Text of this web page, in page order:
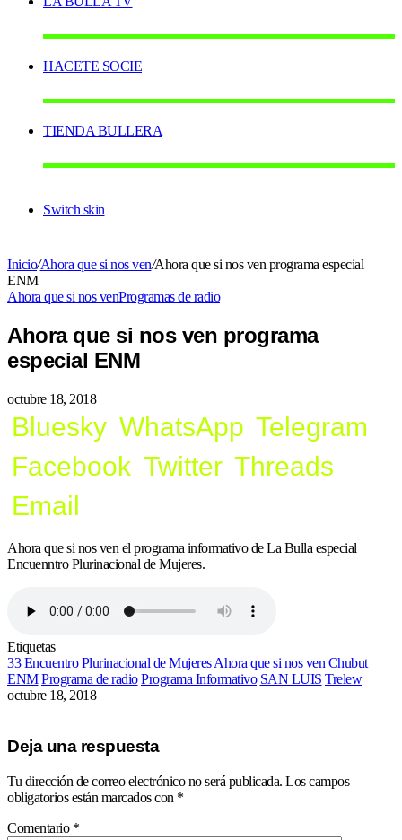
HACETE SOCIE
TIENDA BULLERA
Switch skin
Inicio/Ahora que si nos ven/Ahora que si nos ven programa especial
ENM
Ahora que si nos venProgramas de radio
Ahora que si nos ven programa
especial ENM
octubre 18, 2018
Bluesky WhatsApp Telegram
Facebook Twitter Threads
Email
Ahora que si nos ven el programa informativo de La Bulla especial
Encuenntro Plurinacional de Mujeres.
Etiquetas
33 Encuentro Plurinacional de Mujeres Ahora que si nos ven Chubut
ENM Programa de radio Programa Informativo SAN LUIS Trelew
octubre 18, 2018
Deja una respuesta
Tu dirección de correo electrónico no será publicada. Los campos
obligatorios están marcados con *
Comentario *